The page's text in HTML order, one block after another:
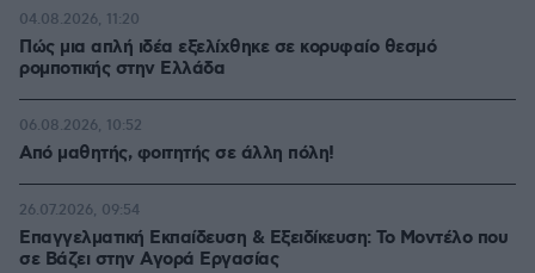
Πώς μια απλή ιδέα εξελίχθηκε σε κορυφαίο θεσμό
ρομποτικής στην Ελλάδα
04.08.2026, 11:20
Από μαθητής, φοιτητής σε άλλη πόλη!
06.08.2026, 10:52
Επαγγελματική Εκπαίδευση & Εξειδίκευση: Το Mοντέλο που
σε Bάζει στην Aγορά Eργασίας
26.07.2026, 09:54